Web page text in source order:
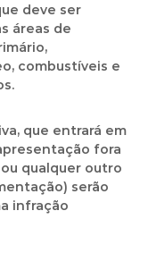
deve ser
áreas de
combustíveis e
que entrará em
fora
qualquer outro
serão
infração